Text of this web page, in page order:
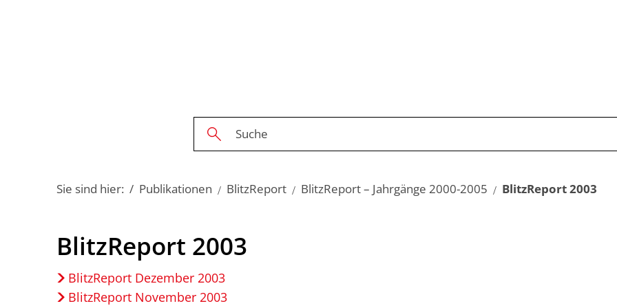
Sie sind hier: Publikationen BlitzReport BlitzReport – Jahrgänge 2000-2005 BlitzReport 2003
BlitzReport
BlitzReport 2003
BlitzReport Dezember 2003
BlitzReport November 2003